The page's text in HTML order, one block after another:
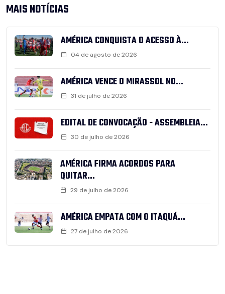
MAIS NOTÍCIAS
AMÉRICA CONQUISTA O ACESSO À...
04 de agosto de 2026
AMÉRICA VENCE O MIRASSOL NO...
31 de julho de 2026
EDITAL DE CONVOCAÇÃO - ASSEMBLEIA...
30 de julho de 2026
AMÉRICA FIRMA ACORDOS PARA
QUITAR...
29 de julho de 2026
AMÉRICA EMPATA COM O ITAQUÁ...
27 de julho de 2026